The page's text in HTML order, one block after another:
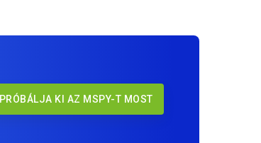
PRÓBÁLJA KI AZ MSPY-T MOST